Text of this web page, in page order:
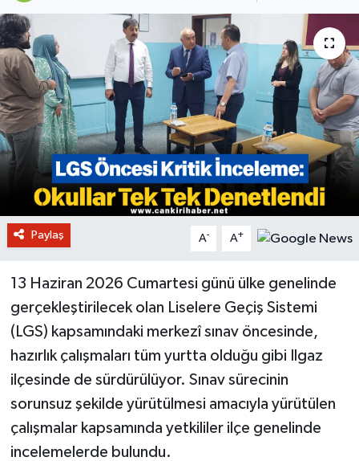
Paylaş A- A+
13 Haziran 2026 Cumartesi günü ülke genelinde
gerçekleştirilecek olan Liselere Geçiş Sistemi
(LGS) kapsamındaki merkezî sınav öncesinde,
hazırlık çalışmaları tüm yurtta olduğu gibi Ilgaz
ilçesinde de sürdürülüyor. Sınav sürecinin
sorunsuz şekilde yürütülmesi amacıyla yürütülen
çalışmalar kapsamında yetkililer ilçe genelinde
incelemelerde bulundu.